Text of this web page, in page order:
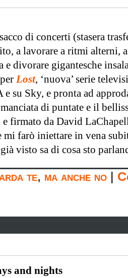
di concerti (stasera
a lavorare a ritmi alterni,
e divorare gigantesche
Lost, ‘nuova’ serie
e su Sky, e pronta ad
di puntate e il
e firmato da David
mi farò iniettare in vena
visto sa di cosa sto
te, ma anche no
and nights